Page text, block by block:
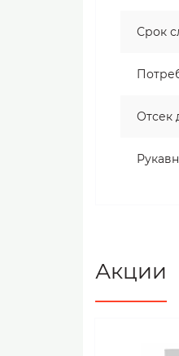
Срок
Отсек
Акции